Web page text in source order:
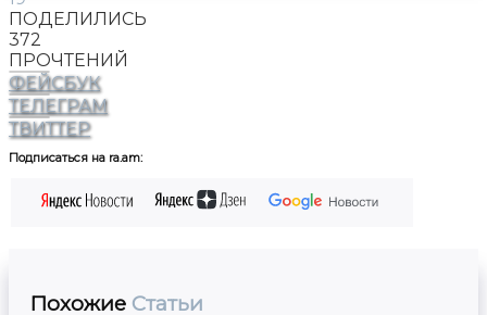
ПОДЕЛИЛИСЬ
372
ПРОЧТЕНИЙ
ФЕЙСБУК
ТЕЛЕГРАМ
ТВИТТЕР
Подписаться на ra.am:
Похожие Статьи